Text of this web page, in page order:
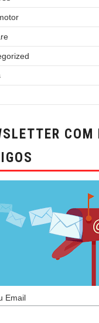
<ins datetime=""
COM
Email